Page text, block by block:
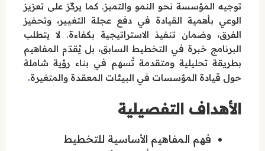
توجيه المؤسسة نحو النمو والتميز. كما يركّز على تعزيز
الوعي بأهمية القيادة في دفع عجلة التغيير، وتحفيز
الفرق، وضمان تنفيذ الاستراتيجية بكفاءة. لا يتطلب
البرنامج خبرة في التخطيط السابق، بل يُقدّم المفاهيم
بطريقة تحليلية ومتقدمة تُسهم في بناء رؤية شاملة
حول قيادة المؤسسات في البيئات المعقدة والمتغيرة.
الأهداف التفصيلية
فهم المفاهيم الأساسية للتخطيط